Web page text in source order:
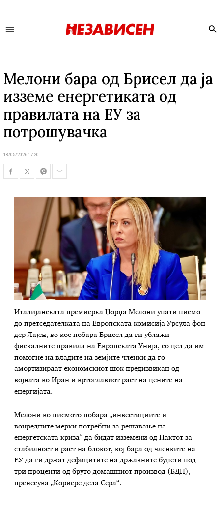
Мелони бара од Брисел да ја
изземе енергетиката од
правилата на ЕУ за
потрошувачка
18/05/2026 17:20
Италијанската премиерка Џорџа Мелони упати писмо
до претседателката на Европската комисија Урсула фон
дер Лајен, во кое побара Брисел да ги ублажи
фискалните правила на Европската Унија, со цел да им
помогне на владите на земјите членки да го
амортизираат економскиот шок предизвикан од
војната во Иран и вртоглавиот раст на цените на
енергијата.
Мелони во писмото побара „инвестициите и
вонредните мерки потребни за решавање на
енергетската криза“ да бидат изземени од Пактот за
стабилност и раст на блокот, кој бара од членките на
ЕУ да ги држат дефицитите на државните буџети под
три проценти од бруто домашниот производ (БДП),
пренесува „Кориере дела Сера“.